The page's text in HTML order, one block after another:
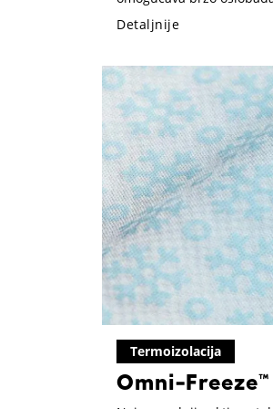
osećaj na dodir.
Detaljnije
Termoizolacija
Omni-